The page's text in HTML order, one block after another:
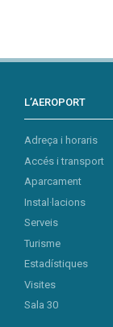
L’AEROPORT
Adreça i horaris
Accés i transport
Aparcament
Instal·lacions
Serveis
Turisme
Estadístiques
Visites
Sala 30